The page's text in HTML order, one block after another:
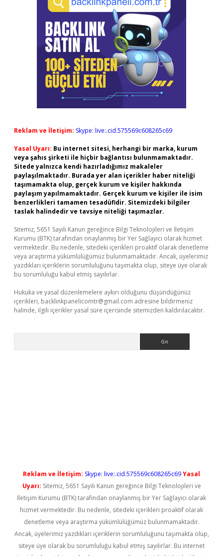
Reklam ve İletişim: Skype: live:.cid.575569c608265c69
Yasal Uyarı: Bu internet sitesi, herhangi bir marka, kurum
veya şahıs şirketi ile hiçbir bağlantısı bulunmamaktadır.
Sitede yalnızca kendi hazırladığımız makaleler
paylaşılmaktadır. Burada yer alan içerikler haber niteliği
taşımamakta olup, gerçek kurum ve kişiler hakkında
paylaşım yapılmamaktadır. Gerçek kurum ve kişiler ile isim
benzerlikleri tamamen tesadüfidir. Sitemizdeki bilgiler
taslak halindedir ve tavsiye niteliği taşımazlar.
Sitemiz, 5651 Sayılı Kanun gereğince Bilgi Teknolojileri ve İletişim
Kurumu (BTK) tarafından onaylanmış bir Yer Sağlayıcı olarak hizmet
vermektedir. Bu nedenle, sitedeki içerikleri proaktif olarak denetleme
veya araştırma yükümlülüğümüz bulunmamaktadır. Ancak, üyelerimiz
yazdıkları içeriklerin sorumluluğunu taşımakta olup, siteye üye olarak
bu sorumluluğu kabul etmiş sayılırlar.
Hukuka ve yasal düzenlemelere aykırı olduğunu düşündüğünüz
içerikleri, backlinkpanelicomtr@gmail.com adresine bildirmeniz
halinde, ilgili içerikler yasal süre içerisinde sitemizden kaldırılacaktır.
Reklam ve İletişim: Skype: live:.cid.575569c608265c69Yasal
Uyarı: Sitemiz, 5651 Sayılı Kanun gereğince Bilgi Teknolojileri ve
İletişim Kurumu (BTK) tarafından onaylanmış bir Yer Sağlayıcı olarak
hizmet vermektedir. Bu nedenle, sitedeki içerikleri proaktif olarak
denetleme veya araştırma yükümlülüğümüz bulunmamaktadır.
Ancak, üyelerimiz yazdıkları içeriklerin sorumluluğunu taşımakta olup,
siteye üye olarak bu sorumluluğu kabul etmiş sayılırlar. Bu internet